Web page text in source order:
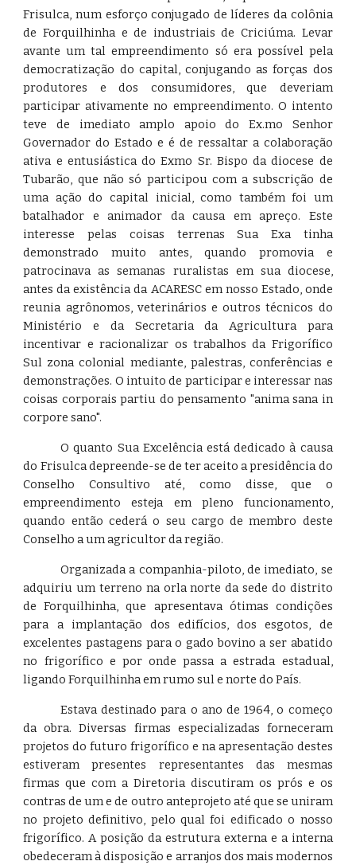
Frisulca, num esforço conjugado de líderes da colônia
de Forquilhinha e de industriais de Criciúma. Levar
avante um tal empreendimento só era possível pela
democratização do capital, conjugando as forças dos
produtores e dos consumidores, que deveriam
participar ativamente no empreendimento. O intento
teve de imediato amplo apoio do Ex.mo Senhor
Governador do Estado e é de ressaltar a colaboração
ativa e entusiástica do Exmo Sr. Bispo da diocese de
Tubarão, que não só participou com a subscrição de
uma ação do capital inicial, como também foi um
batalhador e animador da causa em apreço. Este
interesse pelas coisas terrenas Sua Exa tinha
demonstrado muito antes, quando promovia e
patrocinava as semanas ruralistas em sua diocese,
antes da existência da ACARESC em nosso Estado, onde
reunia agrônomos, veterinários e outros técnicos do
Ministério e da Secretaria da Agricultura para
incentivar e racionalizar os trabalhos da Frigorífico
Sul zona colonial mediante, palestras, conferências e
demonstrações. O intuito de participar e interessar nas
coisas corporais partiu do pensamento "anima sana in
corpore sano".
O quanto Sua Excelência está dedicado à causa
do Frisulca depreende-se de ter aceito a presidência do
Conselho Consultivo até, como disse, que o
empreendimento esteja em pleno funcionamento,
quando então cederá o seu cargo de membro deste
Conselho a um agricultor da região.
Organizada a companhia-piloto, de imediato, se
adquiriu um terreno na orla norte da sede do distrito
de Forquilhinha, que apresentava ótimas condições
para a implantação dos edifícios, dos esgotos, de
excelentes pastagens para o gado bovino a ser abatido
no frigorífico e por onde passa a estrada estadual,
ligando Forquilhinha em rumo sul e norte do País.
Estava destinado para o ano de 1964, o começo
da obra. Diversas firmas especializadas forneceram
projetos do futuro frigorífico e na apresentação destes
estiveram presentes representantes das mesmas
firmas que com a Diretoria discutiram os prós e os
contras de um e de outro anteprojeto até que se uniram
no projeto definitivo, pelo qual foi edificado o nosso
frigorífico. A posição da estrutura externa e a interna
obedeceram à disposição e arranjos dos mais modernos